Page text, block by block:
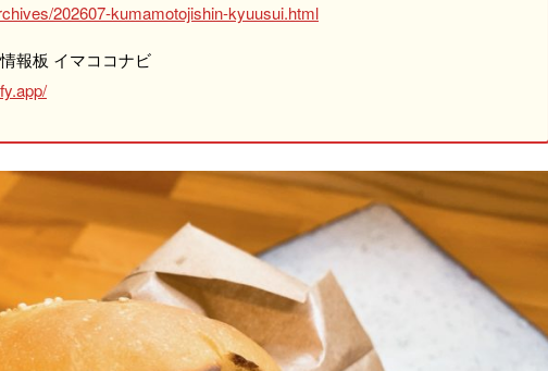
202607-kumamotojishin-kyuusui.html
報板 イマココナビ